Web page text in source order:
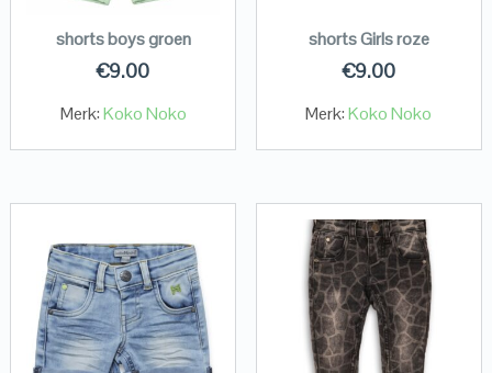
shorts boys groen
€9.00
Merk:Koko Noko
shorts Girls roze
€9.00
Merk:Koko Noko